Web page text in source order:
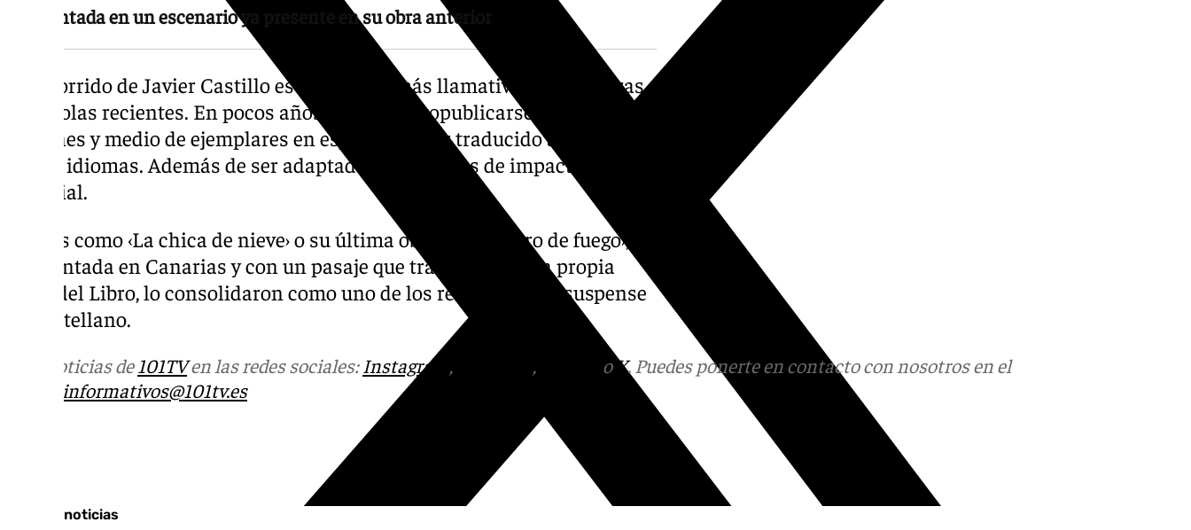
ambientada en un escenario ya presente en su obra anterior
El recorrido de Javier Castillo es uno de los más llamativos de las letras
españolas recientes. En pocos años pasó de autopublicarse a vender dos
millones y medio de ejemplares en español y a ser traducido a más de
veinte idiomas. Además de ser adaptados para series de impacto
mundial.
Títulos como ‹La chica de nieve› o su última obra, ‹El susurro de fuego›,
ambientada en Canarias y con un pasaje que transcurre en la propia
Feria del Libro, lo consolidaron como uno de los referentes del suspense
en castellano.
Más noticias de101TVen las redes sociales:Instagram , , oX. Puedes ponerte en contacto con nosotros en el
informativos@101tv.es
Últimas noticias